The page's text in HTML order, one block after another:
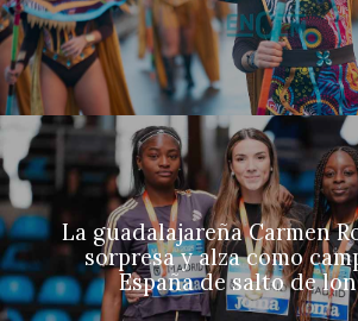
La guadalajareña Carmen
sorpresa y alza como
España de salto de